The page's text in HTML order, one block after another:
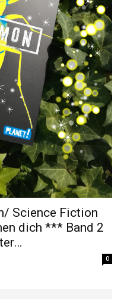
Science Fiction
dich *** Band 2
0